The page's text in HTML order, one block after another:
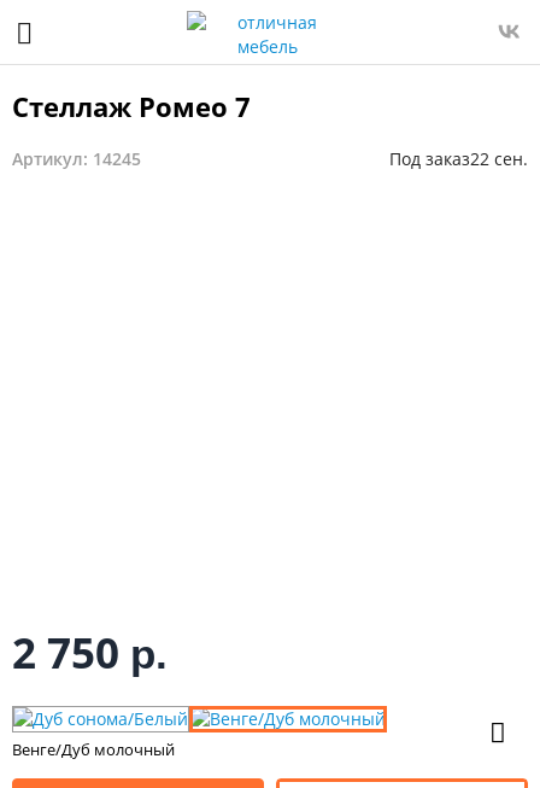
Стеллаж Ромео 7
Артикул: 14245 Под заказ22 сен.
2 750 р.
Венге/Дуб молочный